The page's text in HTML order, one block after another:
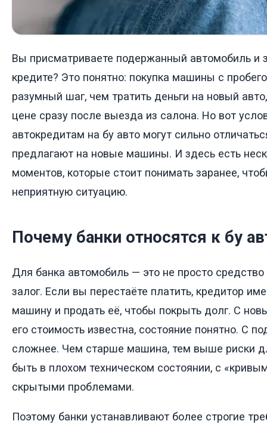
Вы присматриваете подержанный автомобиль и
кредите? Это понятно: покупка машины с
разумный шаг, чем тратить деньги на новый
цене сразу после выезда из салона. Но вот
автокредитам на бу авто могут сильно
предлагают на новые машины. И здесь есть
моментов, которые стоит понимать заранее,
неприятную ситуацию.
Почему банки относятся к бу
Для банка автомобиль — это не просто
залог. Если вы перестаёте платить, кредитор
машину и продать её, чтобы покрыть долг. С
его стоимость известна, состояние понятно. С
сложнее. Чем старше машина, тем выше риски
быть в плохом техническом состоянии, с
скрытыми проблемами.
Поэтому банки устанавливают более строгие